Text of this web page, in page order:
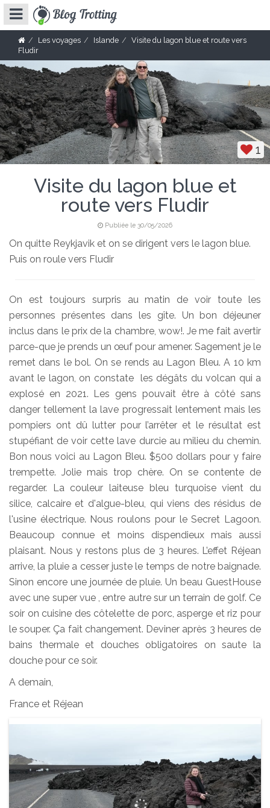
Les voyages Islande
Visite du lagon blue et route vers
Fludir
1
Visite du lagon blue et
route vers Fludir
Publiée le 30/05/2026
On quitte Reykjavik et on se dirigent vers le lagon blue.
Puis on roule vers Fludir
On est toujours surpris au matin de voir toute les
personnes présentes dans les gîte. Un bon déjeuner
inclus dans le prix de la chambre, wow!. Je me fait avertir
parce-que je prends un œuf pour amener. Sagement je le
remet dans le bol. On se rends au Lagon Bleu. A 10 km
avant le lagon, on constate les dégâts du volcan qui a
explosé en 2021. Les gens pouvait être à côté sans
danger tellement la lave progressait lentement mais les
pompiers ont dû lutter pour l’arrêter et le résultat est
stupéfiant de voir cette lave durcie au milieu du chemin.
Bon nous voici au Lagon Bleu. $500 dollars pour y faire
trempette. Jolie mais trop chère. On se contente de
regarder. La couleur laiteuse bleu turquoise vient du
silice, calcaire et d'algue-bleu, qui viens des résidus de
l'usine électrique. Nous roulons pour le Secret Lagoon.
Beaucoup connue et moins dispendieux mais aussi
plaisant. Nous y restons plus de 3 heures. L’effet Réjean
arrive, la pluie a cesser juste le temps de notre baignade.
Sinon encore une journée de pluie. Un beau GuestHouse
avec une super vue , entre autre sur un terrain de golf. Ce
soir on cuisine des côtelette de porc, asperge et riz pour
le souper. Ça fait changement. Deviner après 3 heures de
bains thermale et douches obligatoires on saute la
douche pour ce soir.
A demain,
France et Réjean